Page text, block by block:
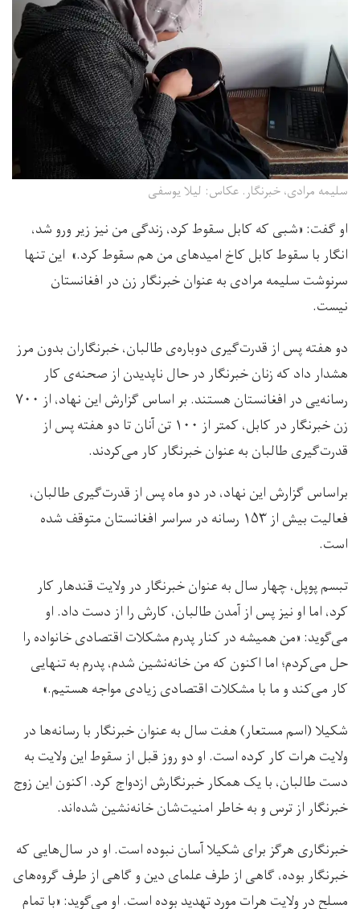
سلیمه مرادی، خبرنگار. عکاس:‌ لیلا یوسفی
او گفت: «شبی که کابل سقوط کرد، زندگی من نیز زیر ورو شد،
انگار با سقوط کابل کاخ امیدهای من هم سقوط کرد.» این تنها
سرنوشت سلیمه مرادی به عنوان خبرنگار زن در افغانستان
نیست.
دو هفته پس از قدرت‌گیری دوباره‌ی طالبان، خبرنگاران بدون مرز
هشدار داد که زنان خبرنگار در حال ناپدیدن از صحنه‌ی کار
رسانه‌‌یی در افغانستان هستند. بر اساس گزارش این نهاد، از ۷۰۰
زن خبرنگار در کابل، کمتر از ۱۰۰ تن‌ آنان تا دو هفته پس از
قدرت‌گیری طالبان به عنوان خبرنگار کار می‌کردند.
براساس گزارش این نهاد، در دو ماه پس از قدرت‌گیری طالبان،
فعالیت بیش از ۱۵۳ رسانه در سراسر افغانستان متوقف شده
است.
تبسم پوپل، چهار سال به عنوان خبرنگار در ولایت قندهار کار
کرد، اما او نیز پس از آمدن طالبان، کارش را از دست داد. او
می‌گوید: «من همیشه در کنار پدرم مشکلات اقتصادی خانواده را
حل می‌کردم؛ اما اکنون که من خانه‌نشین شدم، پدرم به تنهایی
کار می‌کند و ما با مشکلات اقتصادی زیادی مواجه هستیم.»
شکیلا (اسم مستعار) هفت سال به عنوان خبرنگار با رسانه‌ها در
ولایت هرات کار کرده است. او دو روز قبل از سقوط این ولایت به
دست طالبان، با یک همکار خبرنگارش ازدواج کرد. اکنون این زوج
خبرنگار از ترس و به خاطر امنیت‌شان خانه‌نشین شده‌اند.
خبرنگاری هرگز برای شکیلا آسان نبوده است. او در سال‌هایی که
خبرنگار بوده، گاهی از طرف علمای دین و گاهی از طرف گروه‌های
مسلح در ولایت هرات مورد تهدید بوده است. او می‌گوید: «با تمام